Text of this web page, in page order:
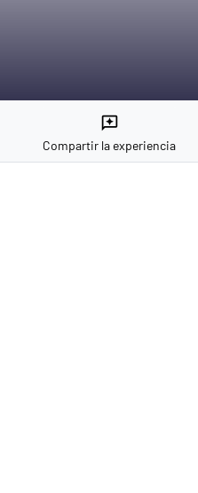
reviews
Compartir la experiencia